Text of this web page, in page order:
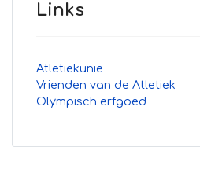
Links
Atletiekunie
Vrienden van de Atletiek
Olympisch erfgoed